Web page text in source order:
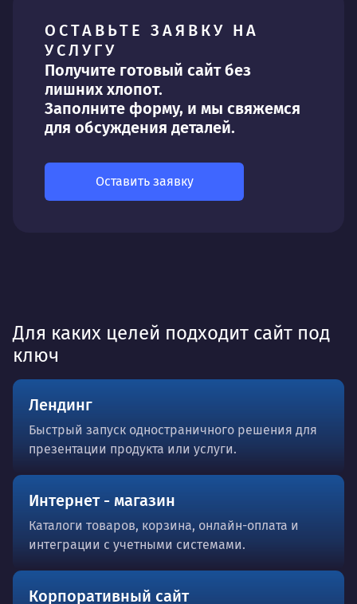
ОСТАВЬТЕ ЗАЯВКУ НА
УСЛУГУ
Получите готовый сайт без
лишних хлопот.
Заполните форму, и мы свяжемся
для обсуждения деталей.
Оставить заявку
Для каких целей подходит сайт под
ключ
Лендинг
Быстрый запуск одностраничного решения для
презентации продукта или услуги.
Интернет - магазин
Каталоги товаров, корзина, онлайн-оплата и
интеграции с учетными системами.
Корпоративный сайт